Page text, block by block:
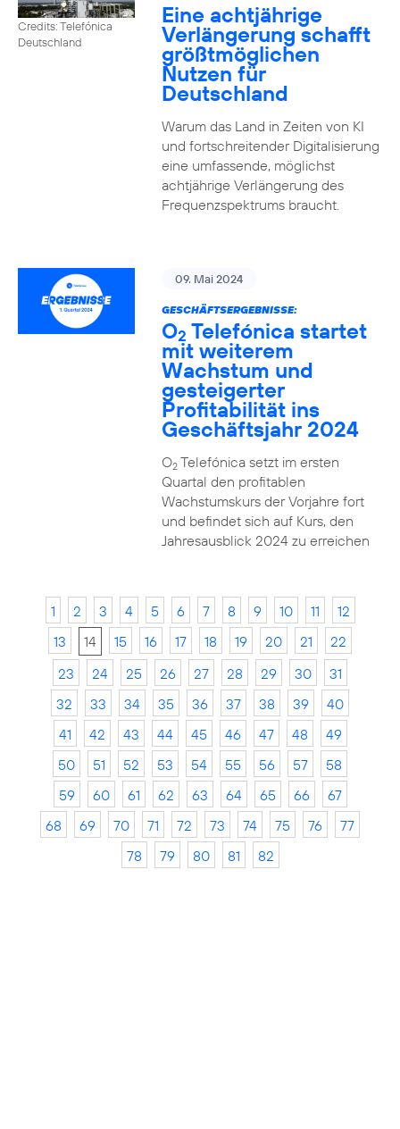
Credits: Telefónica
Deutschland
Eine achtjährige
Verlängerung schafft
größtmöglichen
Nutzen für
Deutschland
Warum das Land in Zeiten von KI
und fortschreitender Digitalisierung
eine umfassende, möglichst
achtjährige Verlängerung des
Frequenzspektrums braucht.
09. Mai 2024
GESCHÄFTSERGEBNISSE:
O2 Telefónica startet
mit weiterem
Wachstum und
gesteigerter
Profitabilität ins
Geschäftsjahr 2024
O2Telefónica setzt im ersten
Quartal den profitablen
Wachstumskurs der Vorjahre fort
und befindet sich auf Kurs, den
Jahresausblick 2024 zu erreichen
1 2 3 4 5 6 7 8 9 10 11
12
13
14 15 16 17 18 19 20 21
22
23
24 25 26 27 28 29 30
31
32
33 34 35 36 37 38 39
40
41
42 43 44 45 46 47 48
49
50
51 52 53 54 55 56 57
58
59
60 61 62 63 64 65 66
67
68
69 70 71 72 73 74 75 76
77
78
79 80 81 82